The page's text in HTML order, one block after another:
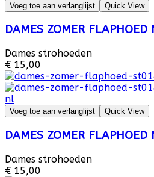
Voeg toe aan verlanglijst Quick View
DAMES ZOMER FLAPHOED
Dames strohoeden
€ 15,00
Voeg toe aan verlanglijst Quick View
DAMES ZOMER FLAPHOED
Dames strohoeden
€ 15,00